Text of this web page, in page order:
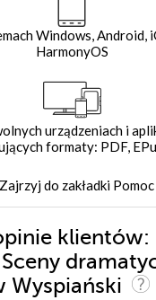
Windows, Android,
HarmonyOS
urządzeniach i
formaty: PDF,
do zakładki Pomoc
klientów:
Wyspiański